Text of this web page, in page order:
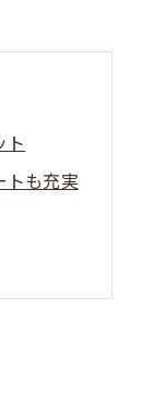
ト
トも充実